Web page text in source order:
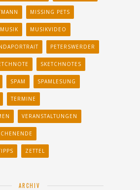
MISSING PETS
MUSIK MUSIKVIDEO
PETERSWERDER
SKETCHNOTES
SPAM SPAMLESUNG
TERMINE
VERANSTALTUNGEN
ZETTEL
ARCHIV